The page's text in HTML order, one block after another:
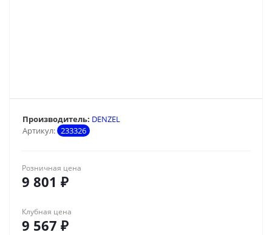
Артикул: 233326
Производитель: DENZEL
Розничная цена
9 801 ₽
Клубная цена
9 567 ₽